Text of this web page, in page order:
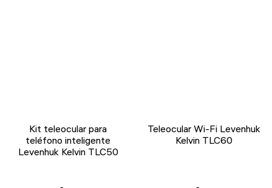
Kit teleocular para
teléfono inteligente
Levenhuk Kelvin TLC50
Teleocular Wi-Fi Levenhuk
Kelvin TLC60